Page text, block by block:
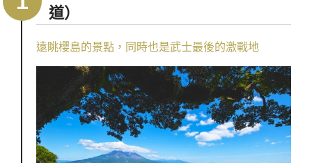
道）
遠眺櫻島的景點，同時也是武士最後的激戰地